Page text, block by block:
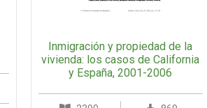
Inmigración y propiedad de la
vivienda: los casos de California
y España, 2001-2006